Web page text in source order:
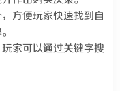
方便玩家快速找到自
家可以通过关键字搜